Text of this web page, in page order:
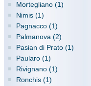
Mortegliano (1)
Nimis (1)
Pagnacco (1)
Palmanova (2)
Pasian di Prato (1)
Paularo (1)
Rivignano (1)
Ronchis (1)